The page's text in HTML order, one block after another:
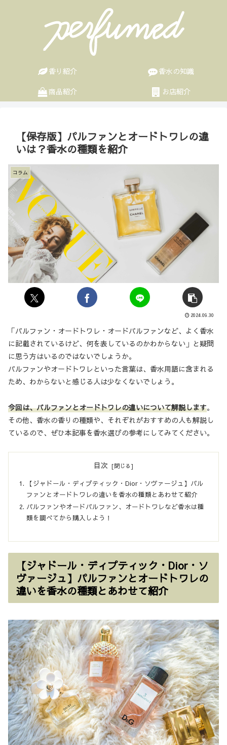
香り紹介
香水の知識
商品紹介
お店紹介
【保存版】パルファンとオードトワレの違
いは？香水の種類を紹介
コラム
2024.09.30
「パルファン・オードトワレ・オードパルファンなど、よく香水
に記載されているけど、何を表しているのかわからない」と疑問
に思う方はいるのではないでしょうか。
パルファンやオードトワレといった言葉は、香水用語に含まれる
ため、わからないと感じる人は少なくないでしょう。
今回は、パルファンとオードトワレの違いについて解説します。
その他、香水の香りの種類や、それぞれがおすすめの人も解説し
ているので、ぜひ本記事を香水選びの参考にしてみてください。
目次
【ジャドール・ディプティック・Dior・ソヴァージュ】パル
ファンとオードトワレの違いを香水の種類とあわせて紹介
パルファンやオードパルファン、オードトワレなど香水は種
類を調べてから購入しよう！
【ジャドール・ディプティック・Dior・ソ
ヴァージュ】パルファンとオードトワレの
違いを香水の種類とあわせて紹介